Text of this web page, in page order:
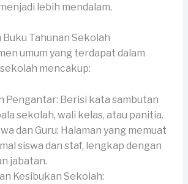
lebih mendalam.
Tahunan Sekolah
umum yang terdapat dalam
mencakup:
Pengantar: Berisi kata sambutan
sekolah, wali kelas, atau panitia.
dan Guru: Halaman yang memuat
siswa dan staf, lengkap dengan
jabatan.
Kesibukan Sekolah: